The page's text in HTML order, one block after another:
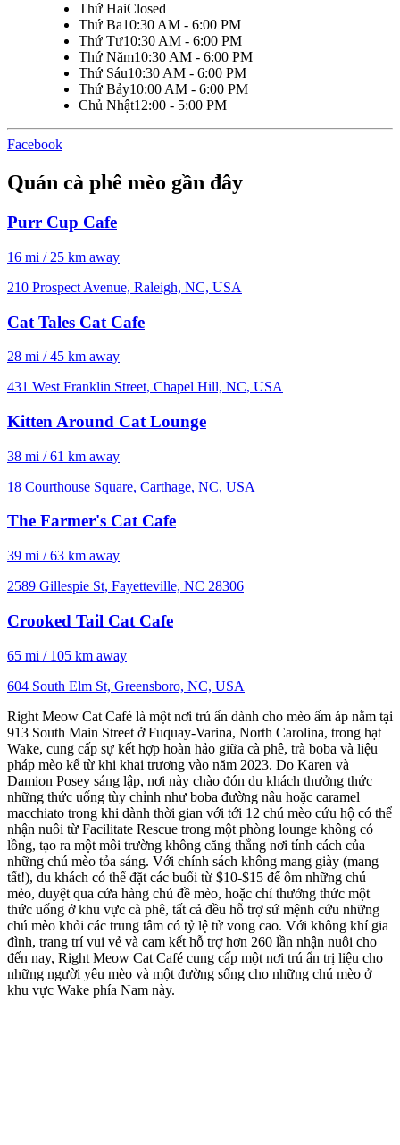
Thứ HaiClosed
Thứ Ba10:30 AM - 6:00 PM
Thứ Tư10:30 AM - 6:00 PM
Thứ Năm10:30 AM - 6:00 PM
Thứ Sáu10:30 AM - 6:00 PM
Thứ Bảy10:00 AM - 6:00 PM
Chủ Nhật12:00 - 5:00 PM
Facebook
Quán cà phê mèo gần đây
Purr Cup Cafe
16 mi / 25 km away
210 Prospect Avenue, Raleigh, NC, USA
Cat Tales Cat Cafe
28 mi / 45 km away
431 West Franklin Street, Chapel Hill, NC, USA
Kitten Around Cat Lounge
38 mi / 61 km away
18 Courthouse Square, Carthage, NC, USA
The Farmer's Cat Cafe
39 mi / 63 km away
2589 Gillespie St, Fayetteville, NC 28306
Crooked Tail Cat Cafe
65 mi / 105 km away
604 South Elm St, Greensboro, NC, USA
Right Meow Cat Café là một nơi trú ẩn dành cho mèo ấm áp nằm tại
913 South Main Street ở Fuquay-Varina, North Carolina, trong hạt
Wake, cung cấp sự kết hợp hoàn hảo giữa cà phê, trà boba và liệu
pháp mèo kể từ khi khai trương vào năm 2023. Do Karen và
Damion Posey sáng lập, nơi này chào đón du khách thưởng thức
những thức uống tùy chỉnh như boba đường nâu hoặc caramel
macchiato trong khi dành thời gian với tới 12 chú mèo cứu hộ có thể
nhận nuôi từ Facilitate Rescue trong một phòng lounge không có
lồng, tạo ra một môi trường không căng thẳng nơi tính cách của
những chú mèo tỏa sáng. Với chính sách không mang giày (mang
tất!), du khách có thể đặt các buổi từ $10-$15 để ôm những chú
mèo, duyệt qua cửa hàng chủ đề mèo, hoặc chỉ thưởng thức một
thức uống ở khu vực cà phê, tất cả đều hỗ trợ sứ mệnh cứu những
chú mèo khỏi các trung tâm có tỷ lệ tử vong cao. Với không khí gia
đình, trang trí vui vẻ và cam kết hỗ trợ hơn 260 lần nhận nuôi cho
đến nay, Right Meow Cat Café cung cấp một nơi trú ẩn trị liệu cho
những người yêu mèo và một đường sống cho những chú mèo ở
khu vực Wake phía Nam này.